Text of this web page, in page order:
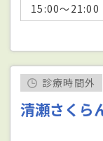
15:00～21:00
診療時間外
清瀬さくら